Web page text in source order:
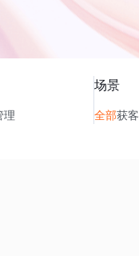
理
场景
全部获客